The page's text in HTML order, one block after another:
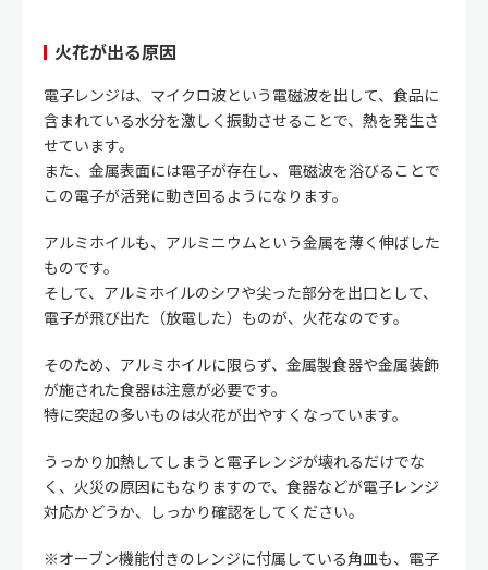
火花が出る原因
電子レンジは、マイクロ波という電磁波を出して、食品に
含まれている水分を激しく振動させることで、熱を発生さ
せています。
また、金属表面には電子が存在し、電磁波を浴びることで
この電子が活発に動き回るようになります。
アルミホイルも、アルミニウムという金属を薄く伸ばした
ものです。
そして、アルミホイルのシワや尖った部分を出口として、
電子が飛び出た（放電した）ものが、火花なのです。
そのため、アルミホイルに限らず、金属製食器や金属装飾
が施された食器は注意が必要です。
特に突起の多いものは火花が出やすくなっています。
うっかり加熱してしまうと電子レンジが壊れるだけでな
く、火災の原因にもなりますので、食器などが電子レンジ
対応かどうか、しっかり確認をしてください。
※オーブン機能付きのレンジに付属している角皿も、電子